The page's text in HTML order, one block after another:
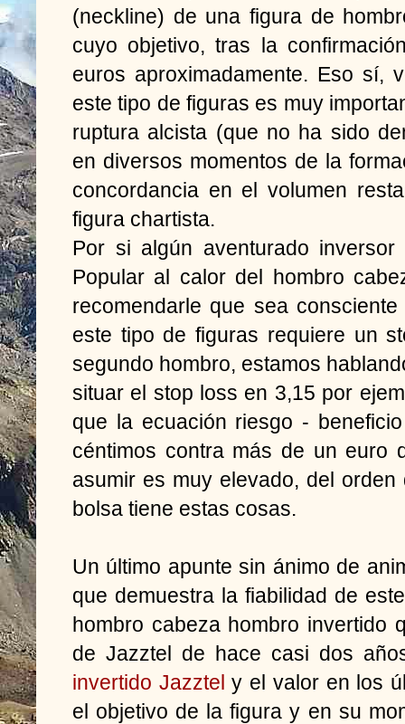
(neckline) de una figura de
cuyo objetivo, tras la
euros aproximadamente. Eso sí,
este tipo de figuras es muy
ruptura alcista (que no ha sido
en diversos momentos de la
concordancia en el volumen
figura chartista.
Por si algún aventurado
Popular al calor del hombro
recomendarle que sea
este tipo de figuras requiere un
segundo hombro, estamos
situar el stop loss en 3,15 por
que la ecuación riesgo -
céntimos contra más de un euro
asumir es muy elevado, del
bolsa tiene estas cosas.
Un último apunte sin ánimo de
que demuestra la fiabilidad de
hombro cabeza hombro invertido
de Jazztel de hace casi dos
invertido Jazztel y el valor en los
el objetivo de la figura y en su